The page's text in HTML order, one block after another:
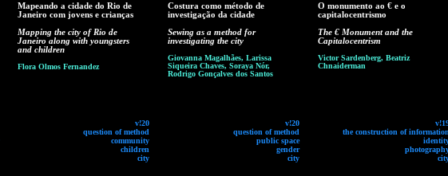
Mapeando a cidade do Rio de
Janeiro com jovens e crianças
Mapping the city of Rio de
Janeiro along with youngsters
and children
Flora Olmos Fernandez
v!20
question of method
community
children
city
Costura como método de
investigação da cidade
Sewing as a method for
investigating the city
Giovanna Magalhães, Larissa
Siqueira Chaves, Soraya Nór,
Rodrigo Gonçalves dos Santos
v!20
question of method
public space
gender
city
O monumento ao € e o
capitalocentrismo
The € Monument and the
Capitalocentrism
Victor Sardenberg, Beatriz
Chnaiderman
the construction of information